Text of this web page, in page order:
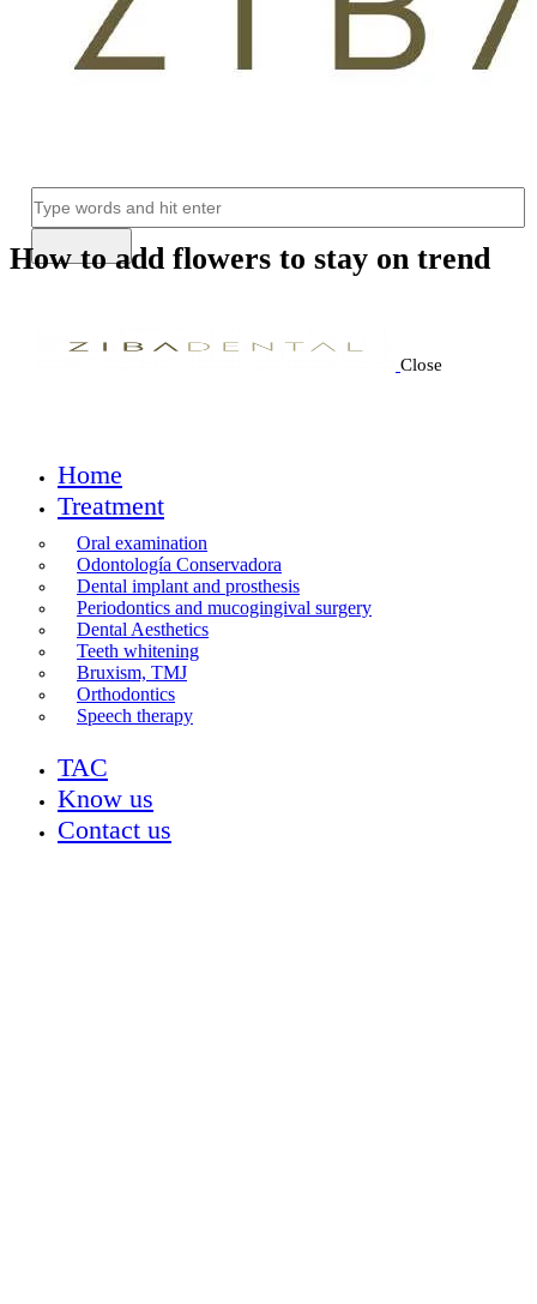
How to add flowers to stay on trend
Close
Home
Treatment
Oral examination
Odontología Conservadora
Dental implant and prosthesis
Periodontics and mucogingival surgery
Dental Aesthetics
Teeth whitening
Bruxism, TMJ
Orthodontics
Speech therapy
TAC
Know us
Contact us